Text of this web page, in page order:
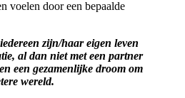
voelen door een bepaalde
zijn/haar eigen leven
al dan niet met een partner
een gezamenlijke droom om
wereld.